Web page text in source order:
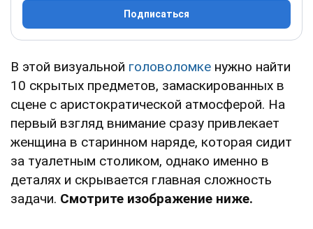
Подписаться
В этой визуальной головоломке нужно найти
10 скрытых предметов, замаскированных в
сцене с аристократической атмосферой. На
первый взгляд внимание сразу привлекает
женщина в старинном наряде, которая сидит
за туалетным столиком, однако именно в
деталях и скрывается главная сложность
задачи. Смотрите изображение ниже.